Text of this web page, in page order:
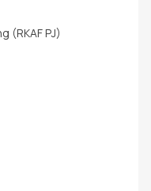
(RKAF PJ)